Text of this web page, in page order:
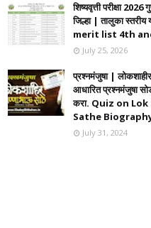
शिष्यवृत्ती परीक्षा
जिल्हा | तालुका
merit list 4th
July 25, 2026
प्रश्नमंजुषा |
आधारित प्रश्नमंजुषा
करा. Quiz on
Sathe
July 31, 2024